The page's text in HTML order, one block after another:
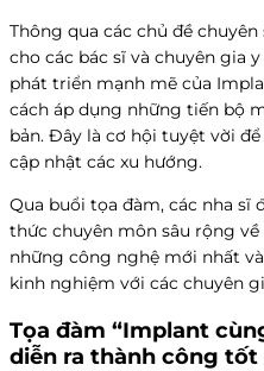
Thông qua các chủ đề
cho các bác sĩ và chuyên gia
phát triển mạnh mẽ của
cách áp dụng những tiến bộ
bản. Đây là cơ hội tuyệt vời
cập nhật các xu hướng.
Qua buổi tọa đàm, các nha sĩ
thức chuyên môn sâu rộng
những công nghệ mới nhất
kinh nghiệm với các chuyên
Tọa đàm “Implant
diễn ra thành công tốt